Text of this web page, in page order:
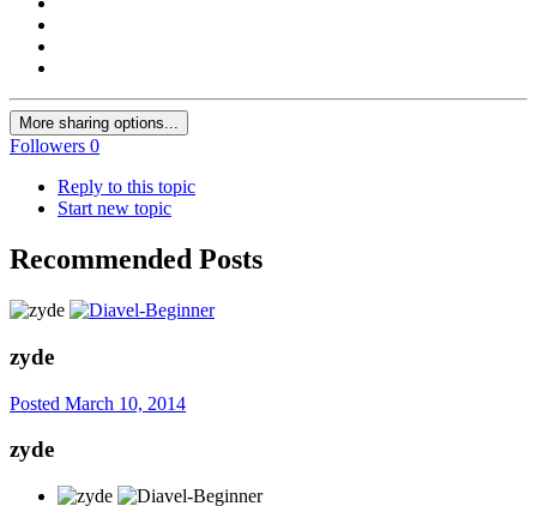
More sharing options...
Followers 0
Reply to this topic
Start new topic
Recommended Posts
zyde
Posted March 10, 2014
zyde